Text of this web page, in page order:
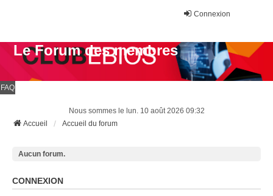
Connexion
Le Forum des membres
FAQ
Nous sommes le lun. 10 août 2026 09:32
Accueil
Accueil du forum
Aucun forum.
CONNEXION